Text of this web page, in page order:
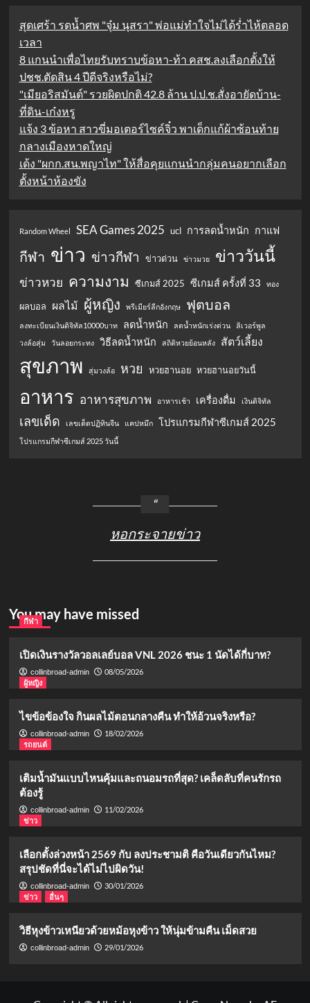
สุดเศร้า รดน้ำศพ "จุ๋ม นุสรา" พ่อแม่ทำใจไม่ได้ร่ำไห้ตลอด
เวลา
8 แกนนำเพื่อไทยรับทราบข้อหา-ท้า คสช.ลงเลือกตั้งให้
ปชช.ตัดสิน 4 ปีดีจริงหรือไม่?
"เมียอริสมันต์" รวยผิดปกติ 42.8 ล้าน ป.ป.ช.สั่งอายัดบ้าน-
ที่ดิน-เก๋งหรู
แจ้ง 3 ข้อหา สาวขี่มอเตอร์ไซค์จิ๋ว พาเด็กแก้ผ้าซ้อนท้าย
กลางเมืองหาดใหญ่
เด้ง "ผกก.สน.พญาไท" ให้สื่อคุยแกนนำกลุ่มคนอยากเลือก
ตั้งหน้าห้องขัง
Random Wheel SEA Games 2025 ucl การลดน้ำหนัก กาแฟ
กีฬา ข่าว ข่าวกีฬา ข่าวด่วน ข่าวมวย ข่าววันนี้
ข่าวหวย ความงาม ซีเกมส์ 2025 ซีเกมส์ ครั้งที่ 33 ทอง
ผลบอล ผลไม้ ผู้หญิง พรีเมียร์ลีกอังกฤษ ฟุตบอล
ลงทะเบียนเงินดิจิทัล10000บาท ลดน้ำหนัก ลดน้ำหนักเร่งด่วน
ลิเวอร์พูล
วงล้อสุ่ม
วันลอยกระทง วิธีลดน้ำหนัก สถิติหวยย้อนหลัง สัตว์เลี้ยง
สุขภาพ สุ่มวงล้อ หวย หวยฮานอย หวยฮานอยวันนี้
อาหาร อาหารสุขภาพ อาหารเช้า เครื่องดื่ม เงินดิจิทัล
เลขเด็ด เลขเด็ดปฏิทินจีน แคปหมึก โปรแกรมกีฬาซีเกมส์ 2025
โปรแกรมกีฬาซีเกมส์ 2025 วันนี้
หอกระจายข่าว
You may have missed
กีฬา
เปิดเงินรางวัลวอลเลย์บอล VNL 2026 ชนะ 1 นัดได้กี่บาท?
collinbroad-admin
08/05/2026
ผู้หญิง
ไขข้อข้องใจ กินผลไม้ตอนกลางคืน ทำให้อ้วนจริงหรือ?
collinbroad-admin
18/02/2026
รถยนต์
เติมน้ำมันแบบไหนคุ้มและถนอมรถที่สุด? เคล็ดลับที่คนรักรถ
ต้องรู้
collinbroad-admin
11/02/2026
ข่าว
เลือกตั้งล่วงหน้า 2569 กับ ลงประชามติ คือวันเดียวกันไหม?
สรุปชัดที่นี่จะได้ไม่ไปผิดวัน!
collinbroad-admin
30/01/2026
ข่าว
อื่นๆ
วิธีหุงข้าวเหนียวด้วยหม้อหุงข้าว ให้นุ่มข้ามคืน เม็ดสวย
collinbroad-admin 29/01/2026